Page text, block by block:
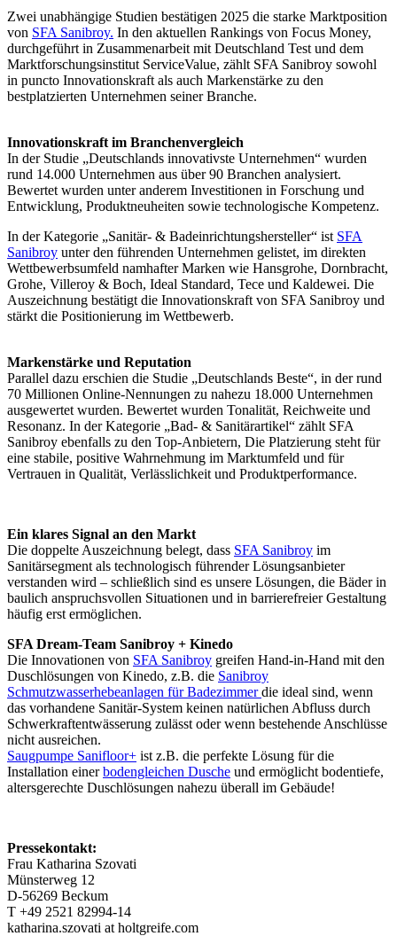
Zwei unabhängige Studien bestätigen 2025 die starke Marktposition
von SFA Sanibroy. In den aktuellen Rankings von Focus Money,
durchgeführt in Zusammenarbeit mit Deutschland Test und dem
Marktforschungsinstitut ServiceValue, zählt SFA Sanibroy sowohl
in puncto Innovationskraft als auch Markenstärke zu den
bestplatzierten Unternehmen seiner Branche.
Innovationskraft im Branchenvergleich
In der Studie „Deutschlands innovativste Unternehmen“ wurden
rund 14.000 Unternehmen aus über 90 Branchen analysiert.
Bewertet wurden unter anderem Investitionen in Forschung und
Entwicklung, Produktneuheiten sowie technologische Kompetenz.
In der Kategorie „Sanitär- & Badeinrichtungshersteller“ ist SFA
Sanibroy unter den führenden Unternehmen gelistet, im direkten
Wettbewerbsumfeld namhafter Marken wie Hansgrohe, Dornbracht,
Grohe, Villeroy & Boch, Ideal Standard, Tece und Kaldewei. Die
Auszeichnung bestätigt die Innovationskraft von SFA Sanibroy und
stärkt die Positionierung im Wettbewerb.
Markenstärke und Reputation
Parallel dazu erschien die Studie „Deutschlands Beste“, in der rund
70 Millionen Online-Nennungen zu nahezu 18.000 Unternehmen
ausgewertet wurden. Bewertet wurden Tonalität, Reichweite und
Resonanz. In der Kategorie „Bad- & Sanitärartikel“ zählt SFA
Sanibroy ebenfalls zu den Top-Anbietern, Die Platzierung steht für
eine stabile, positive Wahrnehmung im Marktumfeld und für
Vertrauen in Qualität, Verlässlichkeit und Produktperformance.
Ein klares Signal an den Markt
Die doppelte Auszeichnung belegt, dass SFA Sanibroy im
Sanitärsegment als technologisch führender Lösungsanbieter
verstanden wird – schließlich sind es unsere Lösungen, die Bäder in
baulich anspruchsvollen Situationen und in barrierefreier Gestaltung
häufig erst ermöglichen.
SFA Dream-Team Sanibroy + Kinedo
Die Innovationen von SFA Sanibroy greifen Hand-in-Hand mit den
Duschlösungen von Kinedo, z.B. die Sanibroy
Schmutzwasserhebeanlagen für Badezimmerdie ideal sind, wenn
das vorhandene Sanitär-System keinen natürlichen Abfluss durch
Schwerkraftentwässerung zulässt oder wenn bestehende Anschlüsse
nicht ausreichen.
Saugpumpe Sanifloor+ ist z.B. die perfekte Lösung für die
Installation einerbodengleichen Dusche und ermöglicht bodentiefe,
altersgerechte Duschlösungen nahezu überall im Gebäude!
Pressekontakt:
Frau Katharina Szovati
Münsterweg 12
D-56269 Beckum
T +49 2521 82994-14
katharina.szovati at holtgreife.com